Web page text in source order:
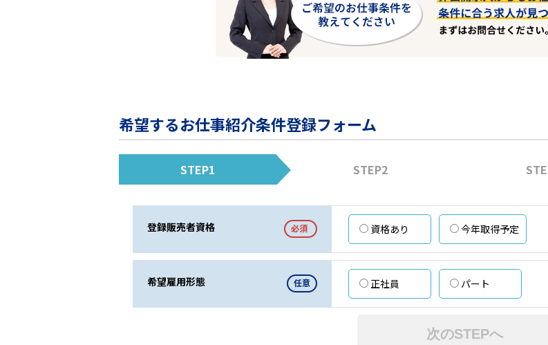
希望するお仕事紹介条件登録フォーム
STEP1 STEP2
登録販売者資格 必須 資格あり 今年取得予定
希望雇用形態 任意 正社員 パート
次のSTEPへ